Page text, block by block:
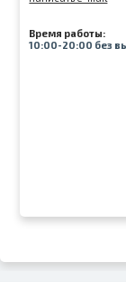
Время работы:
10:00-20:00 без